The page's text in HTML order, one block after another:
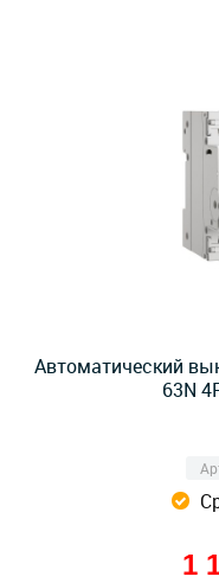
Автоматический
63N
1